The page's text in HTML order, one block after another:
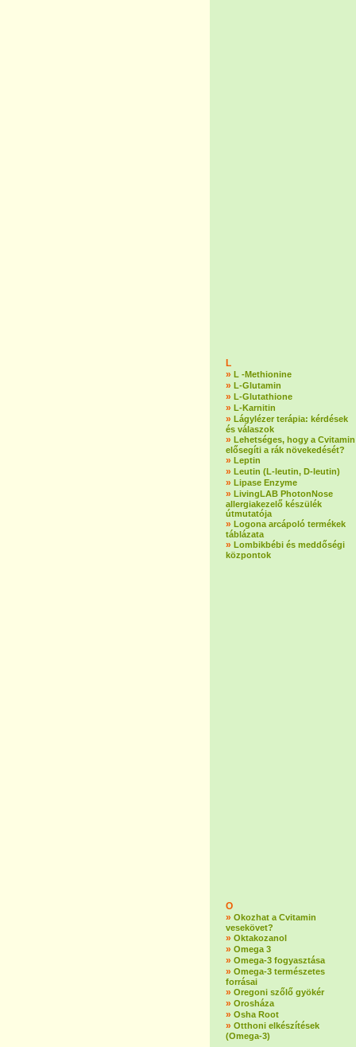
L
» L -Methionine
» L-Glutamin
» L-Glutathione
» L-Karnitin
» Lágylézer terápia: kérdések
és válaszok
» Lehetséges, hogy a Cvitamin
elősegíti a rák növekedését?
» Leptin
» Leutin (L-leutin, D-leutin)
» Lipase Enzyme
» LivingLAB PhotonNose
allergiakezelő készülék
útmutatója
» Logona arcápoló termékek
táblázata
» Lombikbébi és meddőségi
központok
O
» Okozhat a Cvitamin
vesekövet?
» Oktakozanol
» Omega 3
» Omega-3 fogyasztása
» Omega-3 természetes
forrásai
» Oregoni szőlő gyökér
» Orosháza
» Osha Root
» Otthoni elkészítések
(Omega-3)